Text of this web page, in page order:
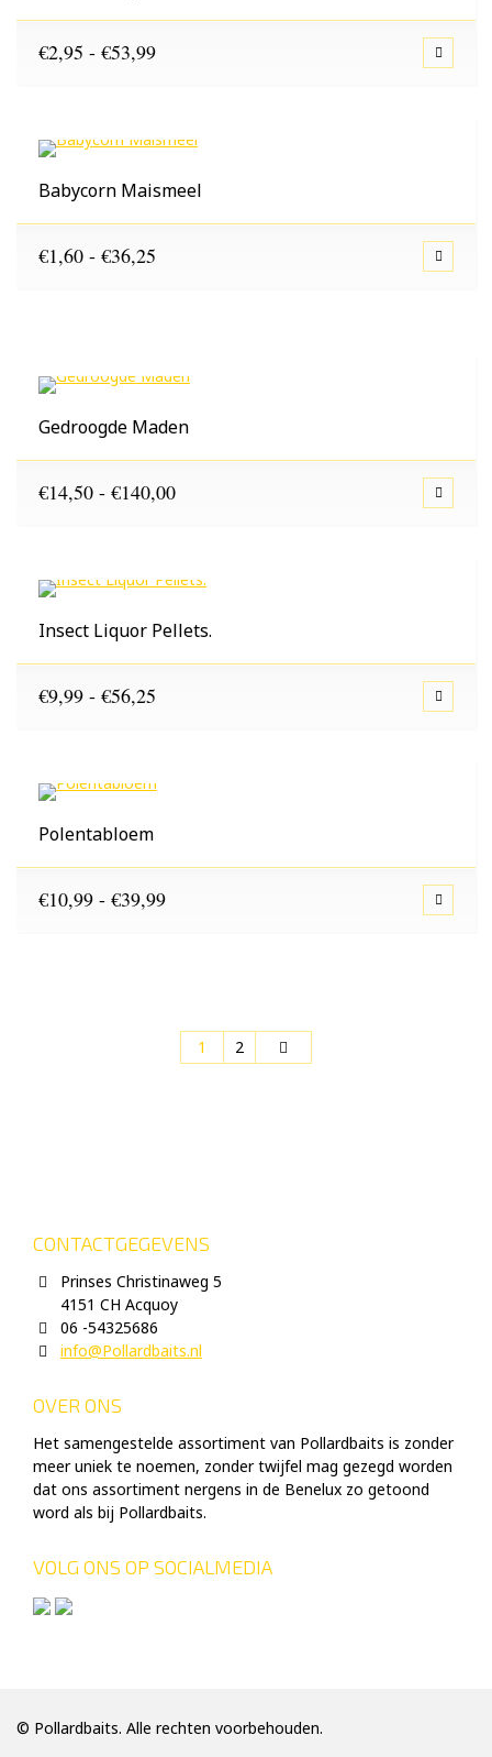
€2,95 - €53,99Prijsklasse:
€53,99
Babycorn Maismeel
€1,60 - €36,25
Gedroogde Maden
€14,50 - €140,00Prijsklasse:
€140,00
Insect Liquor Pellets.
€9,99 - €56,25
€56,25
Polentabloem
€10,99 - €39,99Prijsklasse:
1 2
CONTACTGEGEVENS
Prinses Christinaweg 5
4151 CH Acquoy
06 -54325686
info@Pollardbaits.nl
OVER ONS
Het samengestelde assortiment van Pollardbaits is zonder
meer uniek te noemen, zonder twijfel mag gezegd worden
dat ons assortiment nergens in de Benelux zo getoond
word als bij Pollardbaits.
VOLG ONS OP SOCIALMEDIA
© Pollardbaits. Alle rechten voorbehouden.